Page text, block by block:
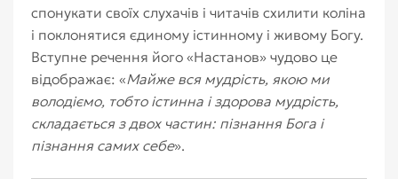
спонукати своїх слухачів і читачів схилити коліна
і поклонятися єдиному істинному і живому Богу.
Вступне речення його «Настанов» чудово це
відображає: «Майже вся мудрість, якою ми
володіємо, тобто істинна і здорова мудрість,
складається з двох частин: пізнання Бога і
пізнання самих себе».